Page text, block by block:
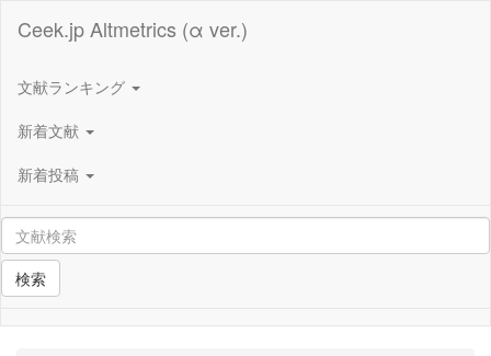
Ceek.jp Altmetrics (α ver.)
文献ランキング
新着文献
新着投稿
検索